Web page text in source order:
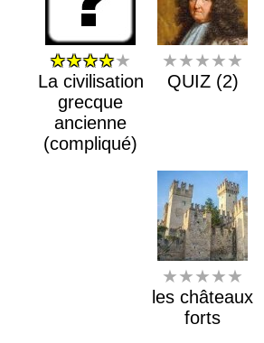
★★★★★
La civilisation
grecque
ancienne
(compliqué)
★★★★★
QUIZ (2)
★★★★★
les châteaux
forts